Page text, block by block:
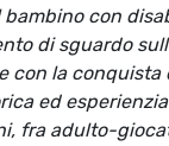
con
di sguardo
la
ed
fra adulto-